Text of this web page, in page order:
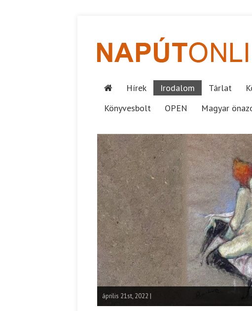
Hírek Irodalom Tárlat
Könyvesbolt
OPEN Magyar
április 21st, 2022 |